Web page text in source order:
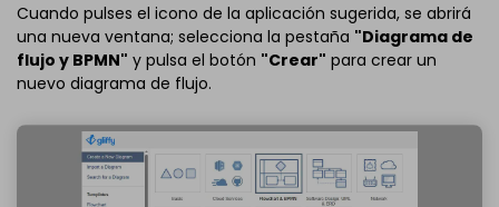
Cuando pulses el icono de la aplicación sugerida, se abrirá
una nueva ventana; selecciona la pestaña "Diagrama de
flujo y BPMN" y pulsa el botón "Crear" para crear un
nuevo diagrama de flujo.